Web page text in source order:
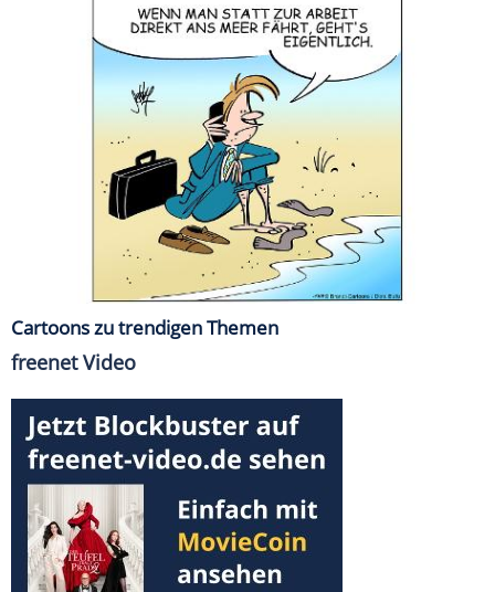
Cartoons zu trendigen Themen
freenet Video